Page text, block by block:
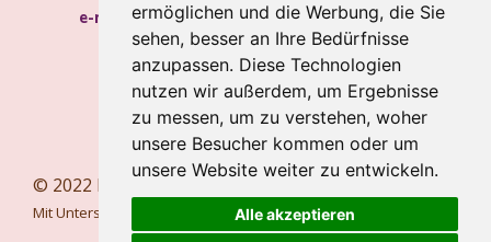
ermöglichen und die Werbung, die Sie
sehen, besser an Ihre Bedürfnisse
anzupassen. Diese Technologien
nutzen wir außerdem, um Ergebnisse
zu messen, um zu verstehen, woher
unsere Besucher kommen oder um
unsere Website weiter zu entwickeln.
Alle akzeptieren
e-mail:hypnosecoaching.baum@gmail.com
Meine Blogs
Newsletter
Newsletter abbestellen
© 2022 bewusstesglueck.com
Mit Unterstützung von Webador